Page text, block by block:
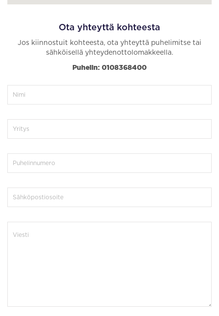
Ota yhteyttä kohteesta
Jos kiinnostuit kohteesta, ota yhteyttä puhelimitse tai
sähköisellä yhteydenottolomakkeella.
Puhelin: 0108368400